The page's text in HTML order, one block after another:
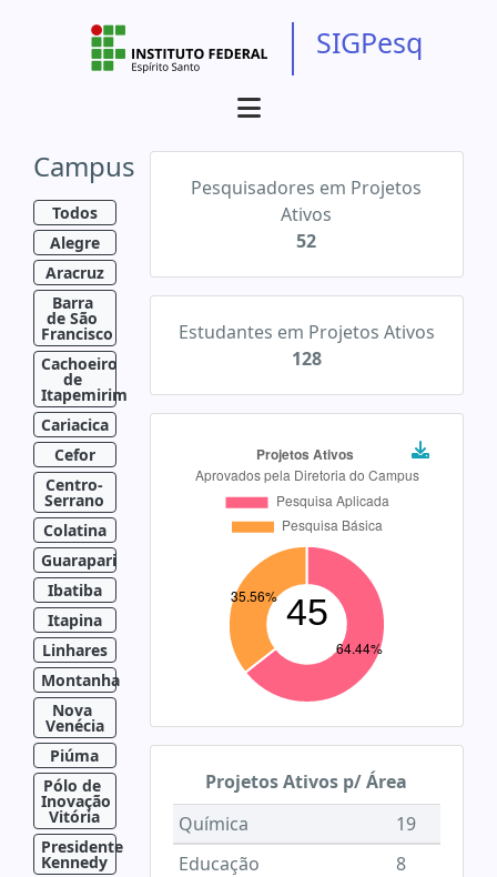
SIGPesq
Campus
Todos
Alegre
Aracruz
Barra
de São
Francisco
Cachoeiro
de
Itapemirim
Cariacica
Cefor
Centro-
Serrano
Colatina
Guarapari
Ibatiba
Itapina
Linhares
Montanha
Nova
Venécia
Piúma
Pólo de
Inovação
Vitória
Presidente
Kennedy
Pesquisadores em Projetos
Ativos
52
Estudantes em Projetos Ativos
128
Projetos Ativos p/ Área
Química
19
Educação
8